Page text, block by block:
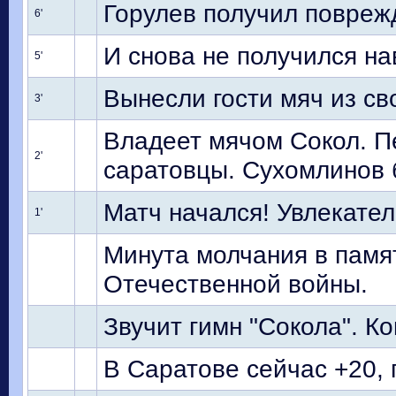
6' Горулев получил
5' И снова не получился
3' Вынесли гости мяч из
2'
Владеет мячом Сокол.
саратовцы. Сухомлинов
1'
Матч начался!
Минута молчания в
Отечественной войны.
Звучит гимн "Сокола".
В Саратове сейчас +20,